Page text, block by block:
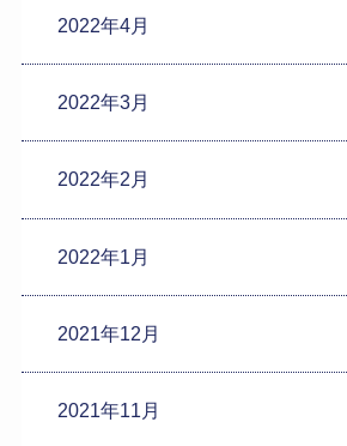
2022年4月
2022年3月
2022年2月
2022年1月
2021年12月
2021年11月